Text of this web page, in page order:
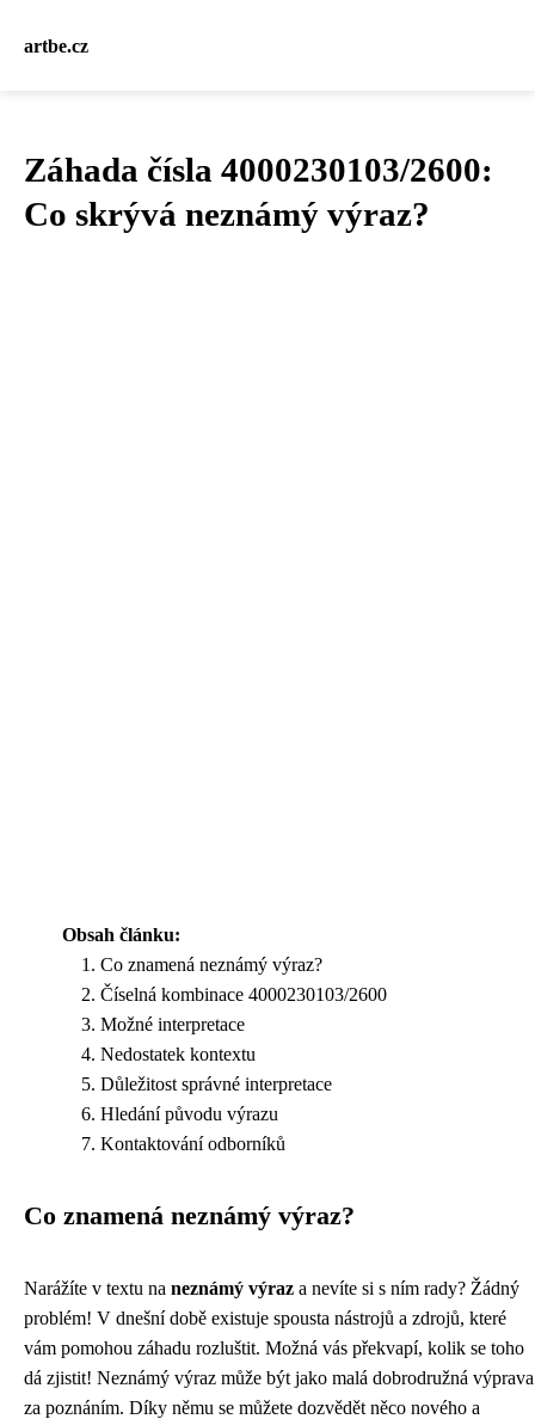
artbe.cz
Záhada čísla 4000230103/2600:
Co skrývá neznámý výraz?
Obsah článku:
Co znamená neznámý výraz?
Číselná kombinace 4000230103/2600
Možné interpretace
Nedostatek kontextu
Důležitost správné interpretace
Hledání původu výrazu
Kontaktování odborníků
Co znamená neznámý výraz?
Narážíte v textu na neznámý výraz a nevíte si s ním rady? Žádný
problém! V dnešní době existuje spousta nástrojů a zdrojů, které
vám pomohou záhadu rozluštit. Možná vás překvapí, kolik se toho
dá zjistit! Neznámý výraz může být jako malá dobrodružná výprava
za poznáním. Díky němu se můžete dozvědět něco nového a